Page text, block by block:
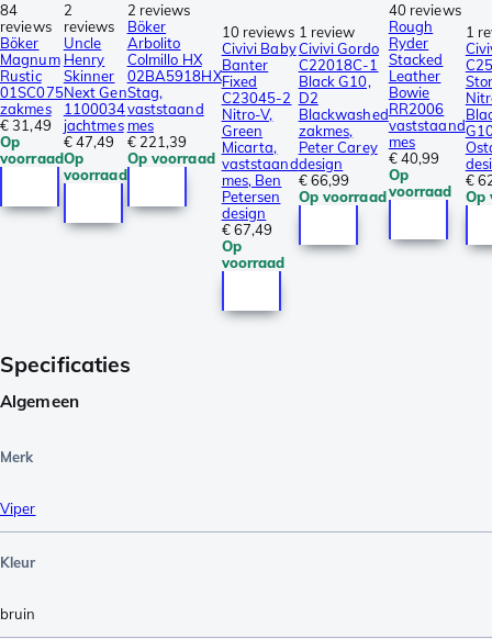
84
reviews
Böker
Magnum
Rustic
01SC075
zakmes
€ 31,49
Op
voorraad
2
reviews
Uncle
Henry
Skinner
Next Gen
1100034
jachtmes
€ 47,49
Op
voorraad
2 reviews
Böker
Arbolito
Colmillo HX
02BA5918HX
Stag,
vaststaand
mes
€ 221,39
Op voorraad
10 reviews
Civivi Baby
Banter
Fixed
C23045-2
Nitro-V,
Green
Micarta,
vaststaand
mes, Ben
Petersen
design
€ 67,49
Op
voorraad
1 review
Civivi Gordo
C22018C-1
Black G10,
D2
Blackwashed
zakmes,
Peter Carey
design
€ 66,99
Op voorraad
40 reviews
Rough
Ryder
Stacked
Leather
Bowie
RR2006
vaststaand
mes
€ 40,99
Op
voorraad
1
€
Op
Specificaties
Algemeen
Merk
Viper
Kleur
bruin